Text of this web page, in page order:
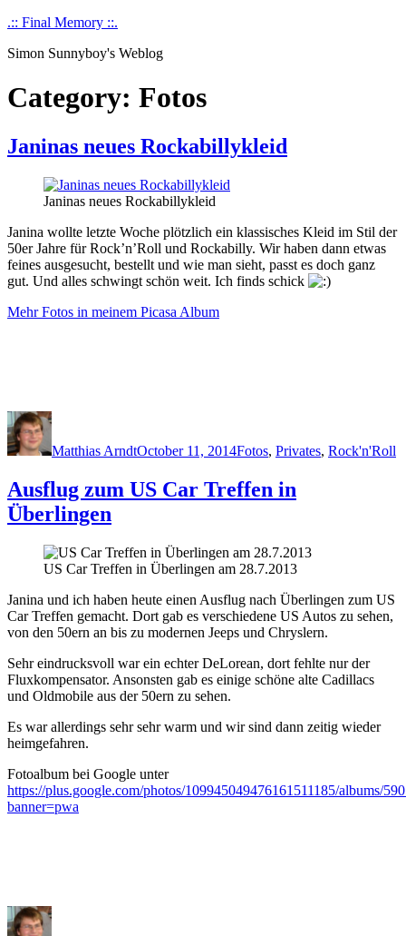
Skip
content
.:: Final Memory ::.
Simon Sunnyboy's Weblog
Category: Fotos
Janinas neues Rockabillykleid
Janinas neues Rockabillykleid
Janina wollte letzte Woche plötzlich ein klassisches Kleid im Stil der
50er Jahre für Rock’n’Roll und Rockabilly. Wir haben dann etwas
feines ausgesucht, bestellt und wie man sieht, passt es doch ganz
gut. Und alles schwingt schön weit. Ich finds schick
Mehr Fotos in meinem Picasa Album
Author
Matthias ArndtOctober 11, 2014Fotos, Privates, Rock'n'Roll
Ausflug zum US Car Treffen in
Überlingen
US Car Treffen in Überlingen am 28.7.2013
Janina und ich haben heute einen Ausflug nach Überlingen zum US
Car Treffen gemacht. Dort gab es verschiedene US Autos zu sehen,
von den 50ern an bis zu modernen Jeeps und Chryslern.
Sehr eindrucksvoll war ein echter DeLorean, dort fehlte nur der
Fluxkompensator. Ansonsten gab es einige schöne alte Cadillacs
und Oldmobile aus der 50ern zu sehen.
Es war allerdings sehr sehr warm und wir sind dann zeitig wieder
heimgefahren.
Fotoalbum bei Google unter
https://plus.google.com/photos/109945049476161511185/albums/
banner=pwa
Author